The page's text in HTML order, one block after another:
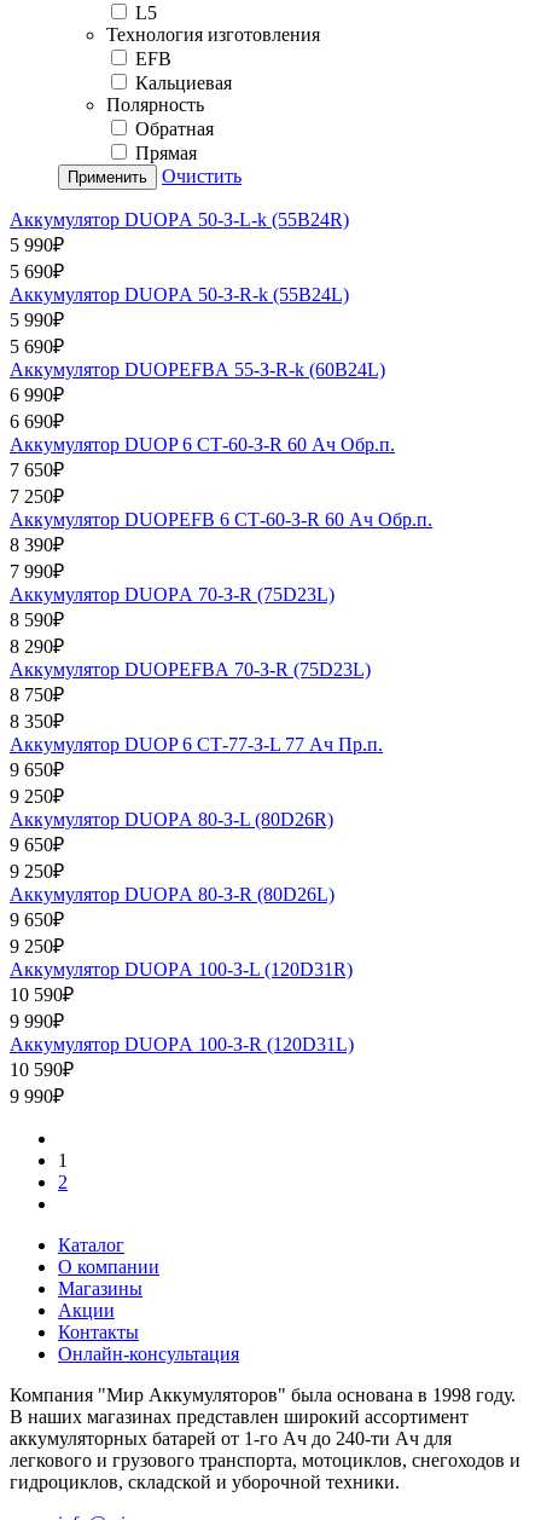
L5
Технология изготовления
EFB
Кальциевая
Полярность
Обратная
Прямая
Применить Очистить
Аккумулятор DUOPА 50-З-L-k (55B24R)
5 990₽
5 690₽
Аккумулятор DUOPА 50-З-R-k (55B24L)
5 990₽
5 690₽
Аккумулятор DUOPEFBА 55-З-R-k (60B24L)
6 990₽
6 690₽
Аккумулятор DUOP 6 СТ-60-З-R 60 Ач Обр.п.
7 650₽
7 250₽
Аккумулятор DUOPEFB 6 СТ-60-З-R 60 Ач Обр.п.
8 390₽
7 990₽
Аккумулятор DUOPА 70-З-R (75D23L)
8 590₽
8 290₽
Аккумулятор DUOPEFBА 70-З-R (75D23L)
8 750₽
8 350₽
Аккумулятор DUOP 6 СТ-77-З-L 77 Ач Пр.п.
9 650₽
9 250₽
Аккумулятор DUOPА 80-З-L (80D26R)
9 650₽
9 250₽
Аккумулятор DUOPА 80-З-R (80D26L)
9 650₽
9 250₽
Аккумулятор DUOPА 100-З-L (120D31R)
10 590₽
9 990₽
Аккумулятор DUOPА 100-З-R (120D31L)
10 590₽
9 990₽
1
2
Каталог
О компании
Магазины
Акции
Контакты
Онлайн-консультация
Компания "Мир Аккумуляторов" была основана в 1998 году.
В наших магазинах представлен широкий ассортимент
аккумуляторных батарей от 1-го Ач до 240-ти Ач для
легкового и грузового транспорта, мотоциклов, снегоходов и
гидроциклов, складской и уборочной техники.